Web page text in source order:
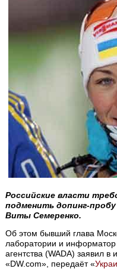
Российские власти
подменить допинг-
Виты Семеренко.
Об этом бывший глава
лаборатории и информатор
агентства (WADA) заявил
«DW.com», передаёт «